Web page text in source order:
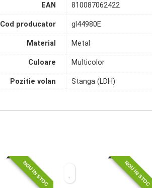
EAN 810087062422
Cod producator gl44980E
Material Metal
Culoare Multicolor
Pozitie volan Stanga (LDH)
NOU IN STOC NOU IN STOC